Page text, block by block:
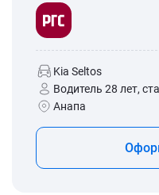
Kia Seltos
Водитель 28 лет,
Анапа